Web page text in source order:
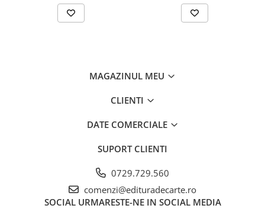
MAGAZINUL MEU
CLIENTI
DATE COMERCIALE
SUPORT CLIENTI
0729.729.560
comenzi@edituradecarte.ro
SOCIAL URMARESTE-NE IN SOCIAL MEDIA